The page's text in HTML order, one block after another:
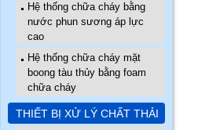
Hệ thống chữa cháy bằng
nước phun sương áp lực
cao
Hệ thống chữa cháy mặt
boong tàu thủy bằng foam
chữa cháy
THIẾT BỊ XỬ LÝ CHẤT THẢI